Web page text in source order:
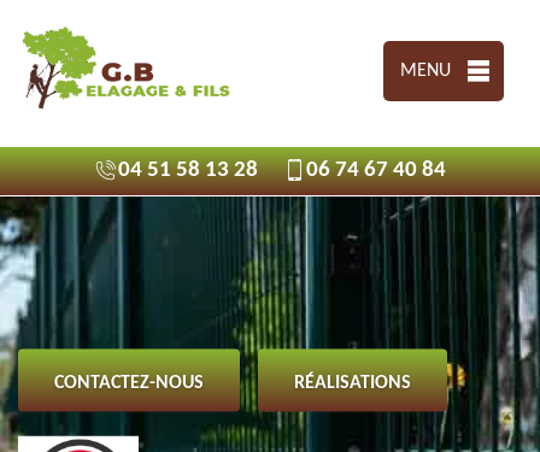
MENU
04 51 58 13 28 06 74 67 40 84
CONTACTEZ-NOUS RÉALISATIONS